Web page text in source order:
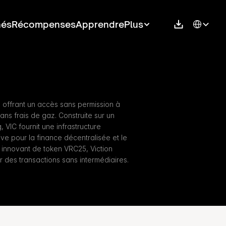
RécompensesApprendrePlus Select
un accès sans permission à
frais de gaz. Construite sur un
VIC fournit une infrastructure
pour la finance décentralisée et le
de token VRC25, Viction
transactions sans intermédiaires.